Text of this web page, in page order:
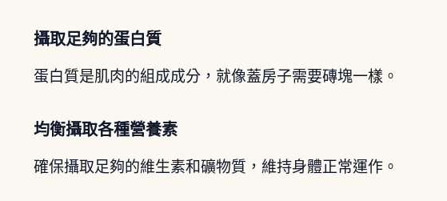
攝取足夠的蛋白質
蛋白質是肌肉的組成成分，就像蓋房子需要磚塊一樣。
均衡攝取各種營養素
確保攝取足夠的維生素和礦物質，維持身體正常運作。